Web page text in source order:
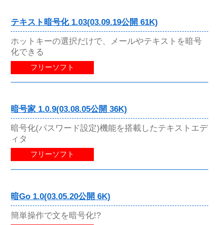
テキスト暗号化 1.03(03.09.19公開 61K)
ホットキーの選択だけで、メールやテキストを暗号
化できる
フリーソフト
暗号家 1.0.9(03.08.05公開 36K)
暗号化(パスワード設定)機能を搭載したテキストエデ
ィタ
フリーソフト
暗Go 1.0(03.05.20公開 6K)
簡単操作で文を暗号化!?